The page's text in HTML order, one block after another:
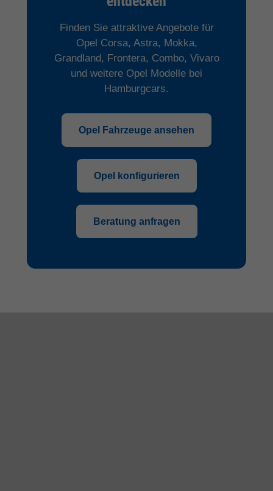
Finden Sie attraktive Angebote für
Opel Corsa, Astra, Mokka,
Grandland, Frontera, Combo, Vivaro
und weitere Opel Modelle bei
Hamburgcars.
Opel Fahrzeuge ansehen
Opel konfigurieren
Beratung anfragen